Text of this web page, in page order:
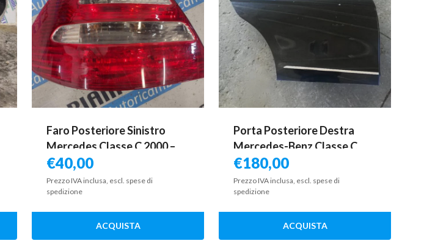
Faro Posteriore Sinistro
Mercedes Classe C 2000 –
2004
€40,00
Prezzo IVA inclusa, escl. spese di
spedizione
ACQUISTA
Porta Posteriore Destra
Mercedes-Benz Classe C
2008
€180,00
Prezzo IVA inclusa, escl. spese di
spedizione
ACQUISTA